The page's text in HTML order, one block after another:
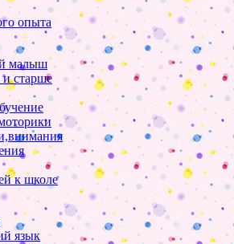
опыта
малыш
и старше
к школе
язык